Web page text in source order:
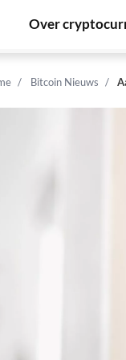
Over
Bitcoin Nieuws